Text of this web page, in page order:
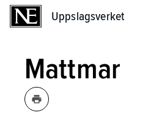
Uppslagsverket
Mattmar